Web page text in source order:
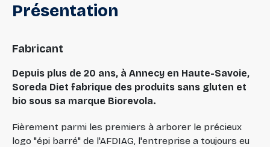
Présentation
Fabricant
Depuis plus de 20 ans, à Annecy en Haute-Savoie,
Soreda Diet fabrique des produits sans gluten et
bio sous sa marque Biorevola.
Fièrement parmi les premiers à arborer le précieux
logo "épi barré" de l'AFDIAG, l'entreprise a toujours eu